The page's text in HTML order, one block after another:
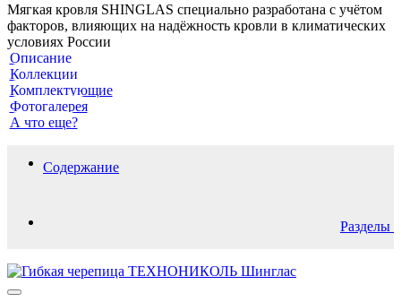
Мягкая кровля SHINGLAS специально разработана с учётом
факторов, влияющих на надёжность кровли в климатических
условиях России
Описание
Коллекции
Комплектующие
Фотогалерея
А что еще?
Содержание
Разделы